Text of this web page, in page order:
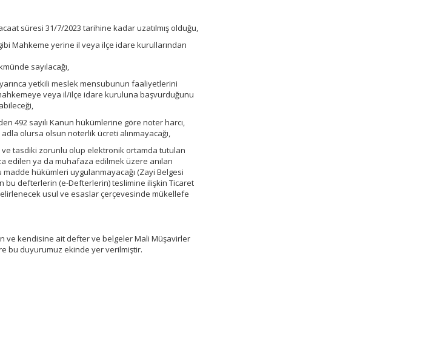
süresi 31/7/2023 tarihine kadar uzatılmış olduğu,
Mahkeme yerine il veya ilçe idare kurullarından
sayılacağı,
yetkili meslek mensubunun faaliyetlerini
veya il/ilçe idare kuruluna başvurduğunu
492 sayılı Kanun hükümlerine göre noter harcı,
olursa olsun noterlik ücreti alınmayacağı,
ve tasdiki zorunlu olup elektronik ortamda tutulan
edilen ya da muhafaza edilmek üzere anılan
hükümleri uygulanmayacağı (Zayi Belgesi
bu defterlerin (e-Defterlerin) teslimine ilişkin Ticaret
usul ve esaslar çerçevesinde mükellefe
ve kendisine ait defter ve belgeler Mali Müşavirler
bu duyurumuz ekinde yer verilmiştir.